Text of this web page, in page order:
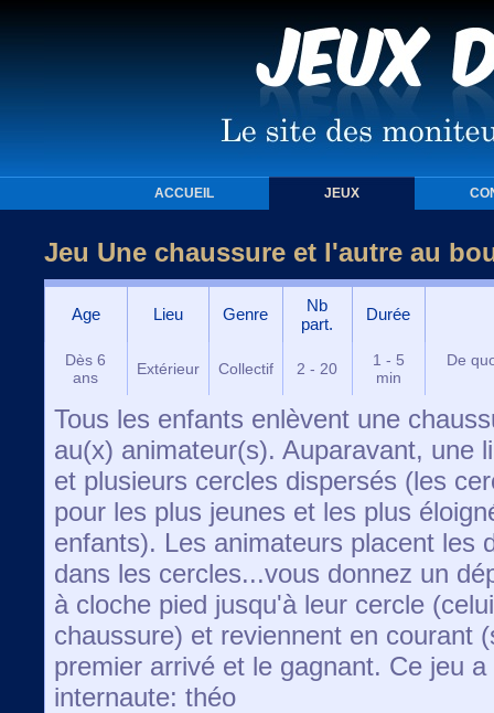
ACCUEIL JEUX
Jeu Une chaussure et l'autre au
Age Lieu Genre
Nb
part.
Durée
Dès 6
ans
Extérieur Collectif 2 - 20
1 - 5
min
De
Tous les enfants enlèvent une
au(x) animateur(s). Auparavant, une
et plusieurs cercles dispersés (les
pour les plus jeunes et les plus
enfants). Les animateurs placent les
dans les cercles...vous donnez un
à cloche pied jusqu'à leur cercle
chaussure) et reviennent en courant
premier arrivé et le gagnant. Ce jeu
internaute: théo